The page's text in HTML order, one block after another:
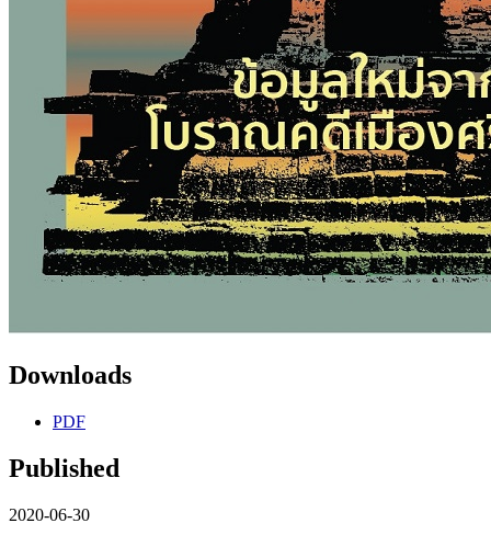
Downloads
PDF
Published
2020-06-30